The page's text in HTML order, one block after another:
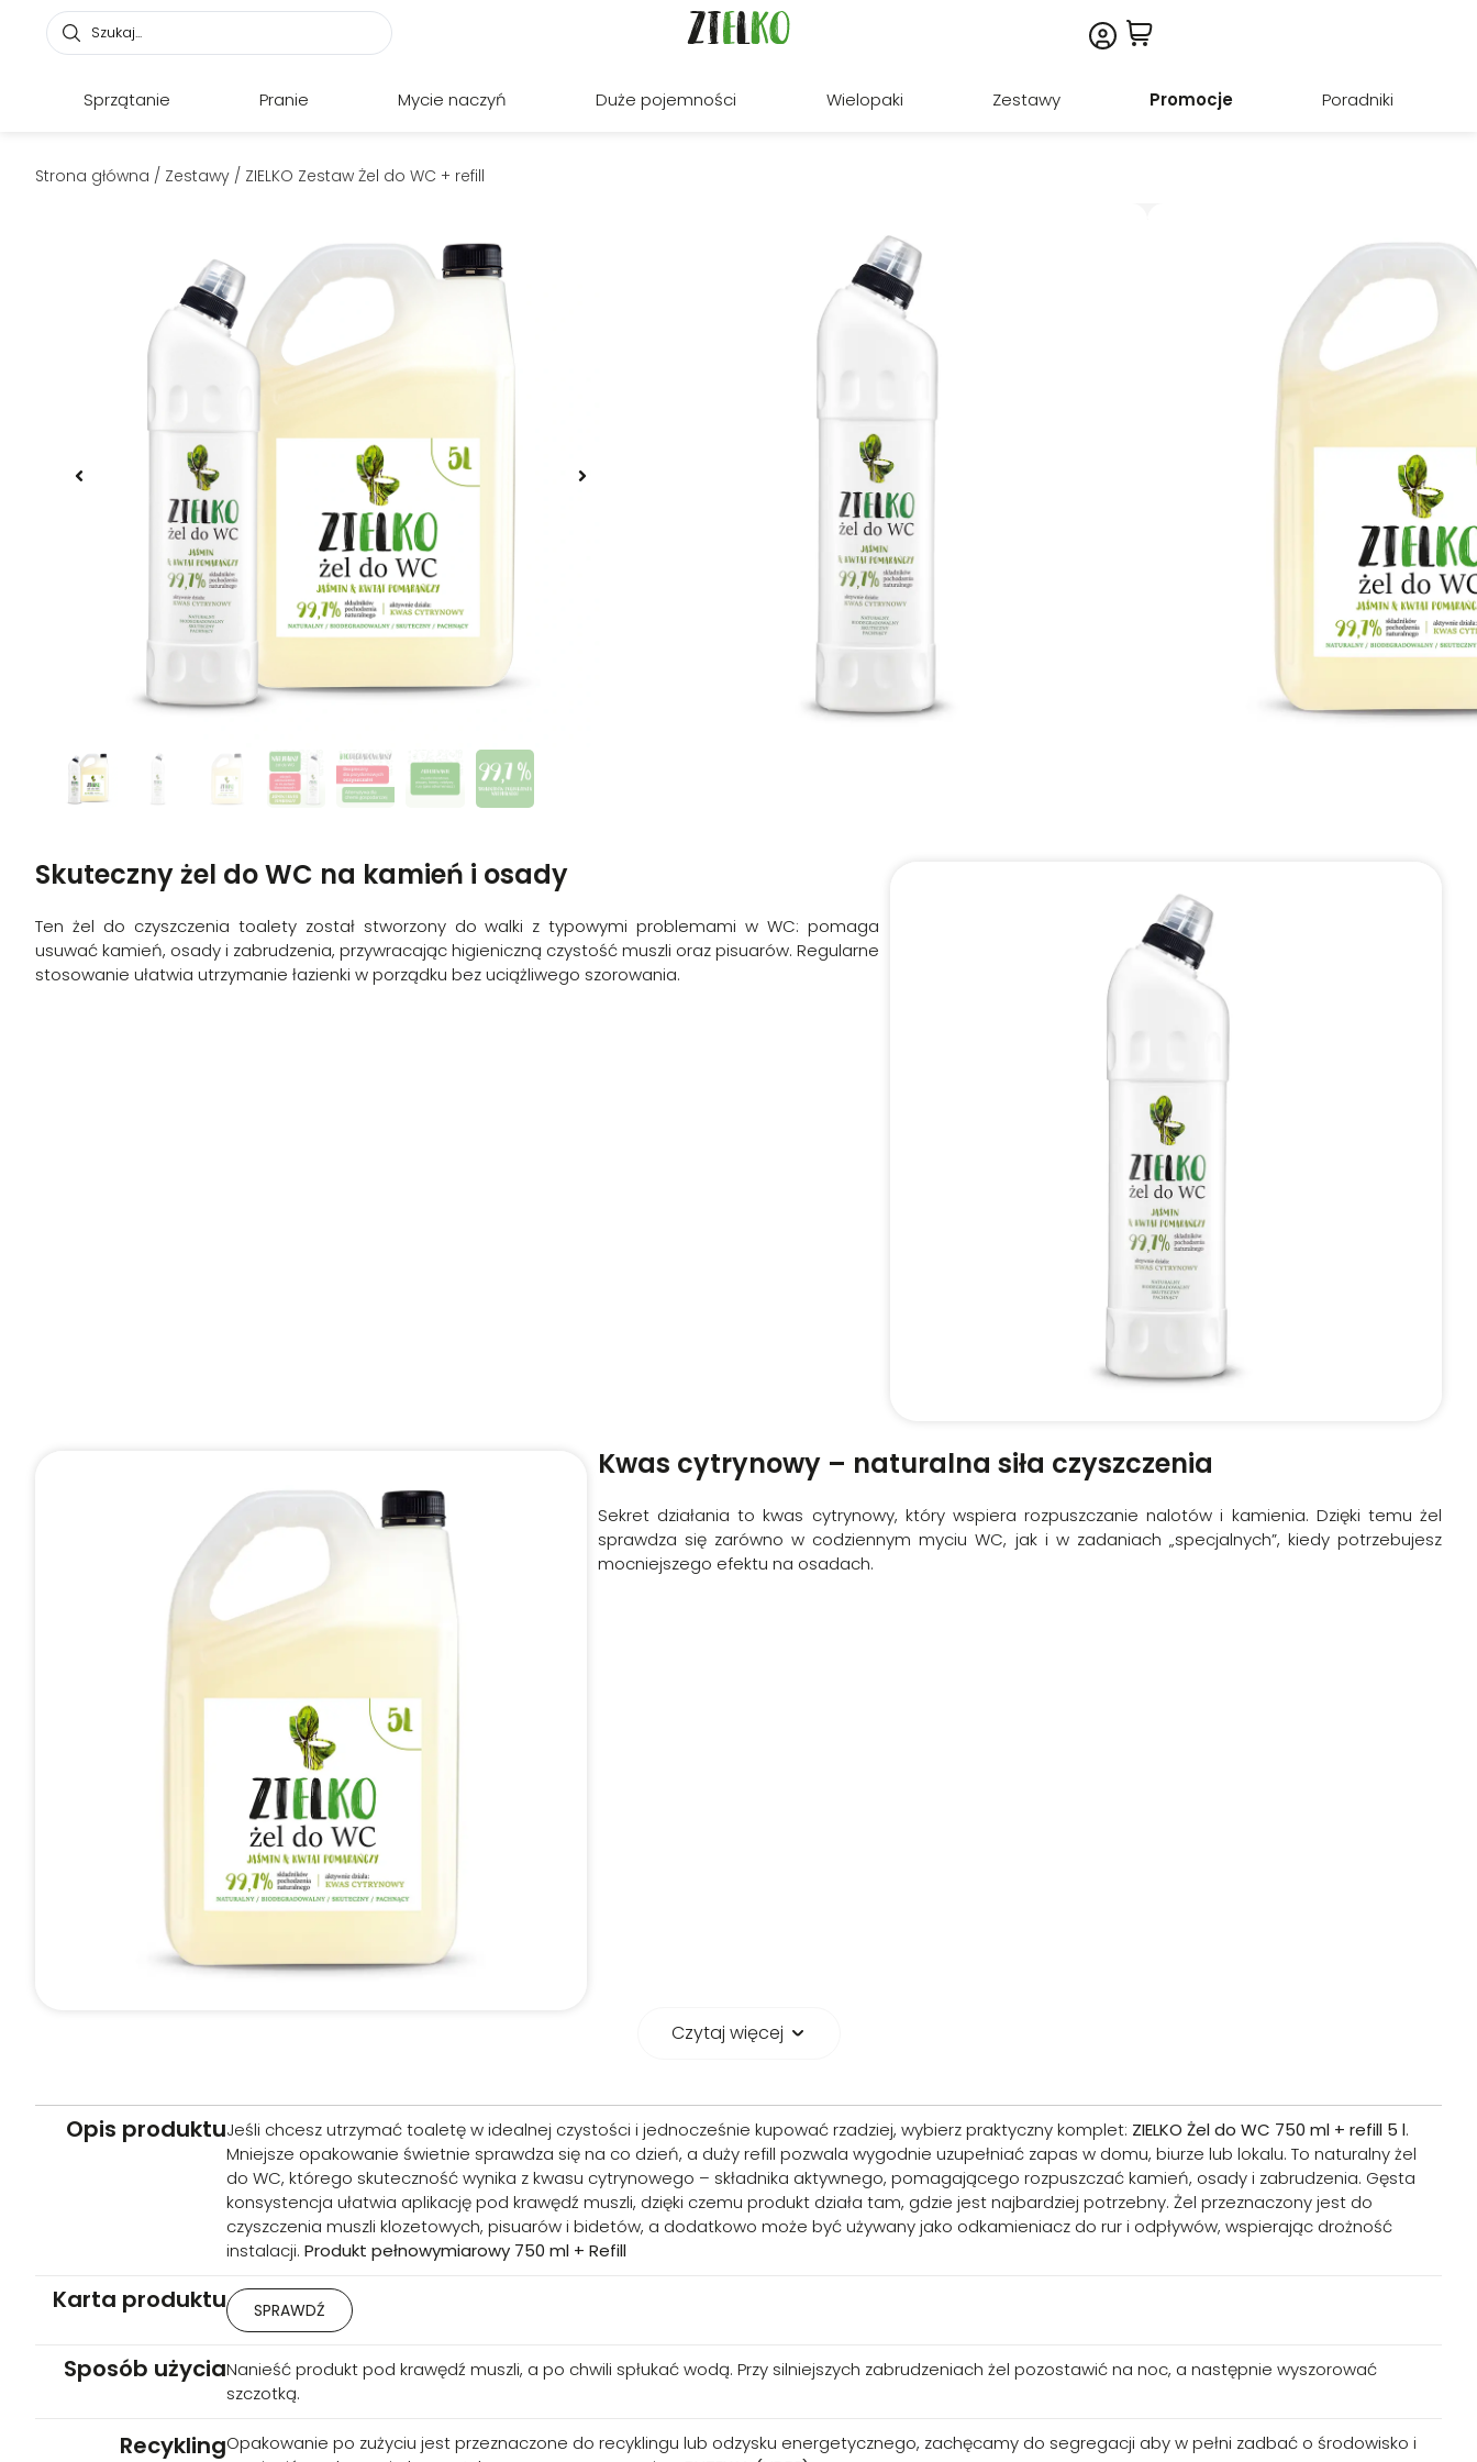
Sprzątanie Pranie Mycie naczyń Duże pojemności Wielopaki Zestawy Promocje Poradniki
Strona główna / Zestawy / ZIELKO Zestaw Żel do WC + refill
ZIELKO Zestaw Żel do WC + refill
Zestaw ZIELKO Żel do WC jaśmin & kwiat pomarańczy: 750 ml + refill 5 l to skuteczny żel do
czyszczenia toalety, który pomaga usuwać zabrudzenia, osady i kamień. Sprawdza się do
muszli klozetowych, pisuarów i bidetów, a także jako odkamieniacz do rur i odpływów. Formuła
5 l, 750 ml
Skuteczny żel do WC na kamień i osady
Ten żel do czyszczenia toalety został stworzony do walki z typowymi problemami w WC: pomaga
usuwać kamień, osady i zabrudzenia, przywracając higieniczną czystość muszli oraz pisuarów. Regularne
stosowanie ułatwia utrzymanie łazienki w porządku bez uciążliwego szorowania.
Kwas cytrynowy – naturalna siła czyszczenia
Sekret działania to kwas cytrynowy, który wspiera rozpuszczanie nalotów i kamienia. Dzięki temu żel
sprawdza się zarówno w codziennym myciu WC, jak i w zadaniach „specjalnych”, kiedy potrzebujesz
mocniejszego efektu na osadach.
Odkamieniacz do rur i odpływów – jeden produkt, wiele
ZIELKO to nie tylko żel do WC, ale też praktyczne wsparcie dla instalacji: producent wskazuje możliwość
użycia produktu jako odkamieniacza do rur i odpływów. To wygodne rozwiązanie, gdy chcesz zadbać o
czystość toalety i drożność odpływów jednym środkiem.
Czytaj więcej
Opis produktuJeśli chcesz utrzymać toaletę w idealnej czystości i jednocześnie kupować rzadziej, wybierz praktyczny komplet: ZIELKO Żel do WC 750 ml + refill 5 l.
Mniejsze opakowanie świetnie sprawdza się na co dzień, a duży refill pozwala wygodnie uzupełniać zapas w domu, biurze lub lokalu. To naturalny żel
do WC, którego skuteczność wynika z kwasu cytrynowego – składnika aktywnego, pomagającego rozpuszczać kamień, osady i zabrudzenia. Gęsta
konsystencja ułatwia aplikację pod krawędź muszli, dzięki czemu produkt działa tam, gdzie jest najbardziej potrzebny. Żel przeznaczony jest do
czyszczenia muszli klozetowych, pisuarów i bidetów, a dodatkowo może być używany jako odkamieniacz do rur i odpływów, wspierając drożność
instalacji.Produkt pełnowymiarowy 750 ml + Refill
Karta produktu SPRAWDŹ
Sposób użyciaNanieść produkt pod krawędź muszli, a po chwili spłukać wodą. Przy silniejszych zabrudzeniach żel pozostawić na noc, a następnie wyszorować
szczotką.
RecyklingOpakowanie po zużyciu jest przeznaczone do recyklingu lub odzysku energetycznego, zachęcamy do segregacji aby w pełni zadbać o środowisko i